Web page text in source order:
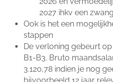
2027 ihkv een
Ook is het een
stappen
De verloning gebeurt
B1-B3. Bruto
3.120,78 indien je nog